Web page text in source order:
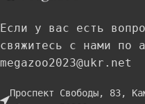
Если у вас есть
свяжитесь с нами по
megazoo2023@ukr.net
Проспект Свободы, 83,